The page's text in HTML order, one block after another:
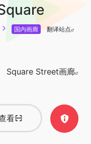
国内画廊 翻译站点
Square Street画廊
看